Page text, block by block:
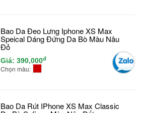
Bao Da Đeo Lưng Iphone XS Max
Speical Dáng Đứng Da Bò Màu Nâu
Đỏ
Giá: 390,000đ
Chọn màu:
Bao Da Rút IPhone XS Max Classic